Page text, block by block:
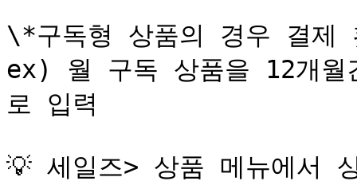
\*구독형 상품의 경우 결제
ex) 월 구독 상품을 12개월
로 입력
💡 세일즈> 상품 메뉴에서